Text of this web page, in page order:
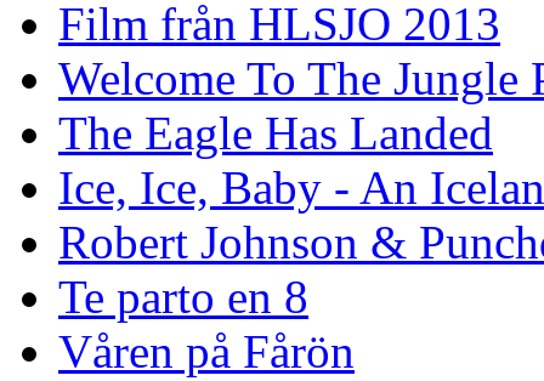
Film från HLSJO 2013
Welcome To The Jungle
The Eagle Has Landed
Ice, Ice, Baby - An
Robert Johnson &
Te parto en 8
Våren på Fårön